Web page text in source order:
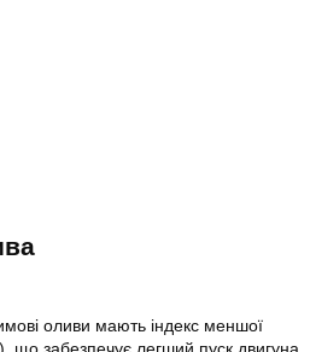
оливи мають індекс меншої
що забезпечує легший пуск двигуна